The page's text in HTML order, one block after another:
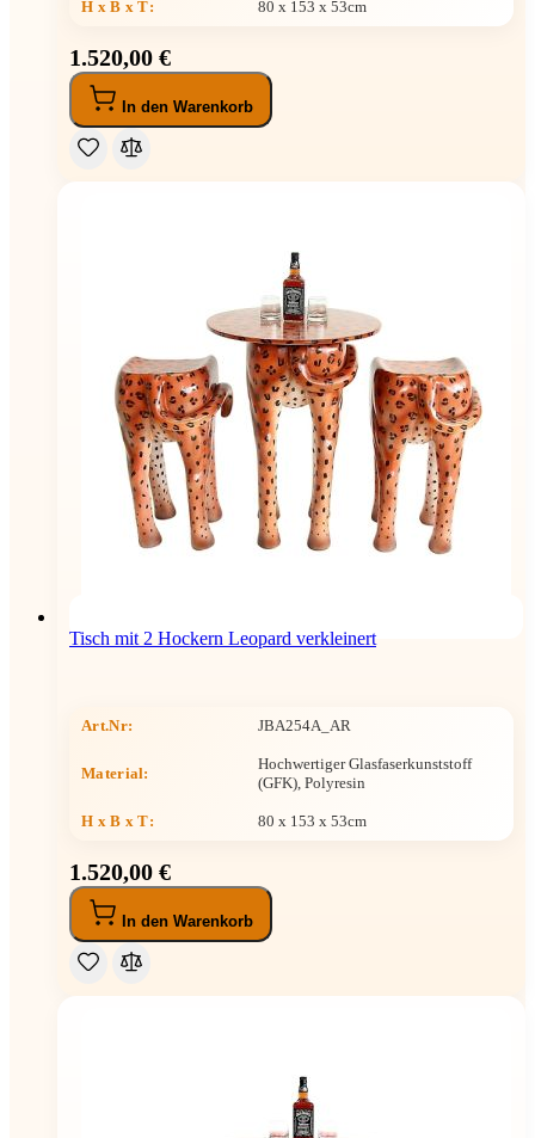
H x B x T: 80 x 153 x 53cm
1.520,00 €
In den Warenkorb
Tisch mit 2 Hockern Leopard verkleinert
Art.Nr: JBA254A_AR
Material:
Hochwertiger Glasfaserkunststoff
(GFK), Polyresin
H x B x T: 80 x 153 x 53cm
1.520,00 €
In den Warenkorb